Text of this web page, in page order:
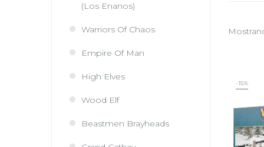
(Los Enanos)
Warriors Of Chaos
Empire Of Man
High Elves
Wood Elf
Beastmen Brayheads
-15%